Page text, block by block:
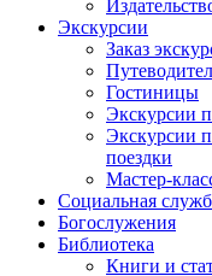
Экскурсии
Заказ
Гостиницы
Экскурсии
Экскурсии
поездки
Мастер-
Социальная
Богослужения
Библиотека
Книги и